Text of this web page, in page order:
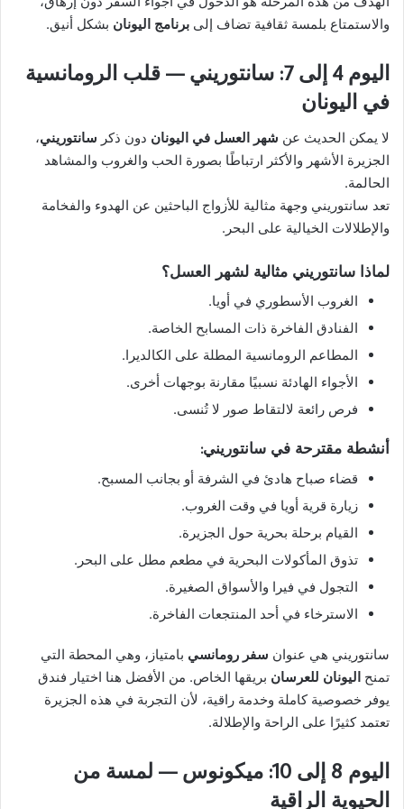
والاستمتاع بلمسة ثقافية تضاف إلى برنامج اليونان بشكل أنيق.
اليوم 4 إلى 7: سانتوريني — قلب الرومانسية
في اليونان
لا يمكن الحديث عن شهر العسل في اليونان دون ذكر سانتوريني،
الجزيرة الأشهر والأكثر ارتباطًا بصورة الحب والغروب والمشاهد
الحالمة.
تعد سانتوريني وجهة مثالية للأزواج الباحثين عن الهدوء والفخامة
والإطلالات الخيالية على البحر.
لماذا سانتوريني مثالية لشهر العسل؟
الغروب الأسطوري في أويا.
الفنادق الفاخرة ذات المسابح الخاصة.
المطاعم الرومانسية المطلة على الكالديرا.
الأجواء الهادئة نسبيًا مقارنة بوجهات أخرى.
فرص رائعة لالتقاط صور لا تُنسى.
أنشطة مقترحة في سانتوريني:
قضاء صباح هادئ في الشرفة أو بجانب المسبح.
زيارة قرية أويا في وقت الغروب.
القيام برحلة بحرية حول الجزيرة.
تذوق المأكولات البحرية في مطعم مطل على البحر.
التجول في فيرا والأسواق الصغيرة.
الاسترخاء في أحد المنتجعات الفاخرة.
سانتوريني هي عنوان سفر رومانسي بامتياز، وهي المحطة التي
تمنح اليونان للعرسان بريقها الخاص. من الأفضل هنا اختيار فندق
يوفر خصوصية كاملة وخدمة راقية، لأن التجربة في هذه الجزيرة
تعتمد كثيرًا على الراحة والإطلالة.
اليوم 8 إلى 10: ميكونوس — لمسة من
الحيوية الراقية